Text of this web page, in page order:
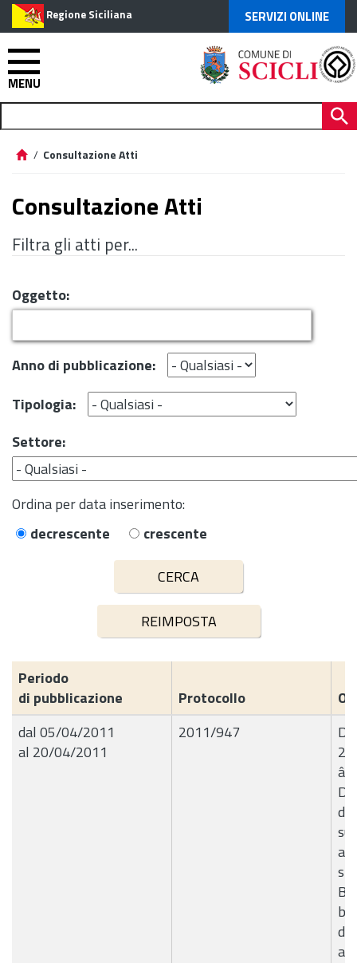
Regione Siciliana SERVIZI ONLINE
MENU
/ Consultazione Atti
Consultazione Atti
Filtra gli atti per...
Oggetto:
Anno di pubblicazione:
Tipologia:
Settore:
Ordina per data inserimento:
decrescente
crescente
Periodo
di pubblicazione
Protocollo
dal 05/04/2011
al 20/04/2011
2011/947